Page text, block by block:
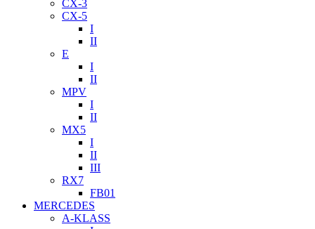
CX-3
CX-5
I
II
E
I
II
MPV
I
II
MX5
I
II
III
RX7
FB01
MERCEDES
A-KLASS